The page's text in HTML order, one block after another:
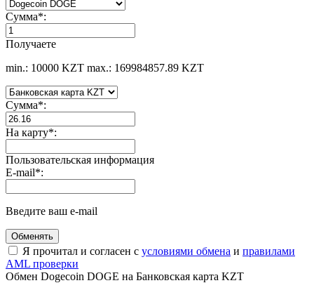
Сумма*:
Получаете
min.: 10000 KZT max.: 169984857.89 KZT
Сумма*:
На карту*:
Пользовательская информация
E-mail*:
Введите ваш e-mail
Я прочитал и согласен с условиями обмена и правилами
AML проверки
Обмен Dogecoin DOGE на Банковская карта KZT